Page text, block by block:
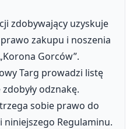
zdobywający uzyskuje
zakupu i noszenia
Gorców”.
Targ prowadzi listę
odznakę.
sobie prawo do
Regulaminu.